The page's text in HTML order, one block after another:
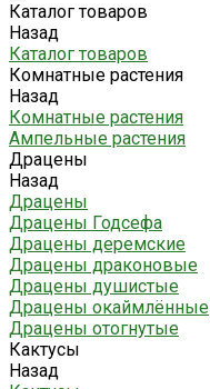
Каталог товаров
Назад
Каталог товаров
Комнатные растения
Назад
Комнатные растения
Ампельные растения
Драцены
Назад
Драцены
Драцены Годсефа
Драцены деремские
Драцены драконовые
Драцены душистые
Драцены окаймлённые
Драцены отогнутые
Кактусы
Назад